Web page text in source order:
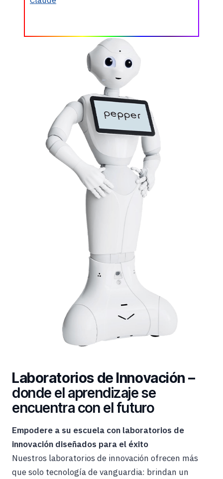
Laboratorios de Innovación –
donde el aprendizaje se
encuentra con el futuro
Empodere a su escuela con laboratorios de
innovación diseñados para el éxito
Nuestros laboratorios de innovación ofrecen más
que solo tecnología de vanguardia: brindan un